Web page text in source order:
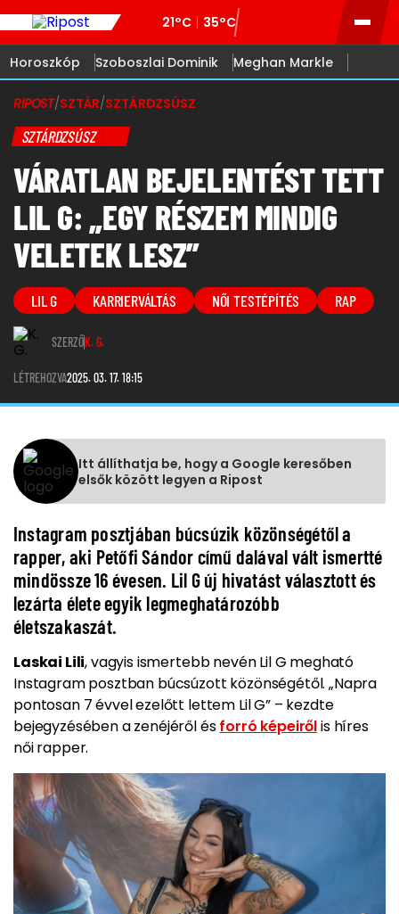
21°C 35°C
Horoszkóp Szoboszlai Dominik Meghan Markle
RIPOST/SZTÁR/SZTÁRDZSÚSZ
SZTÁRDZSÚSZ
VÁRATLAN BEJELENTÉST TETT
LIL G: „EGY RÉSZEM MINDIG
VELETEK LESZ”
LIL G KARRIERVÁLTÁS NŐI TESTÉPÍTÉS RAP
SZERZŐK. G.
LÉTREHOZVA2025. 03. 17. 18:15
Itt állíthatja be, hogy a Google keresőben
elsők között legyen a Ripost
Instagram posztjában búcsúzik közönségétől a
rapper, aki Petőfi Sándor című dalával vált ismertté
mindössze 16 évesen. Lil G új hivatást választott és
lezárta élete egyik legmeghatározóbb
életszakaszát.
Laskai Lili, vagyis ismertebb nevén Lil G megható
Instagram posztban búcsúzott közönségétől. „Napra
pontosan 7 évvel ezelőtt lettem Lil G” – kezdte
bejegyzésében a zenéjéről ésforró képeirőlis híres
női rapper.